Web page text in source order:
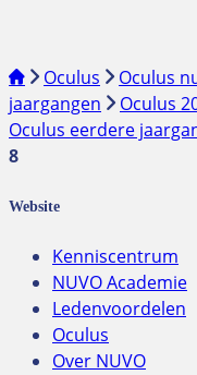
Oculus Oculus
jaargangen
Oculus
Oculus eerdere
8
Website
Kenniscentrum
NUVO Academie
Ledenvoordelen
Oculus
Over NUVO